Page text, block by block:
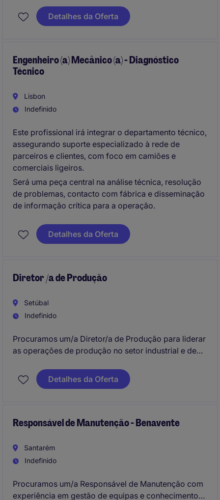
profissionalDetalhes da Oferta
Engenheiro (a) Mecânico (a) - Diagnóstico
Técnico
Lisbon
Indefinido
Este profissional irá integrar o departamento técnico,
assegurando suporte especializado à rede de
parceiros e clientes, com foco em camiões e
comerciais ligeiros.
Será uma peça central na análise técnica, resolução
de problemas, contacto com fábrica e disseminação
de informação crítica para a operação.
Detalhes da Oferta
Diretor /a de Produção
Setúbal
Indefinido
Procuramos um/a Diretor/a de Produção para liderar
as operações de produção no setor industrial e de
processos.Detalhes da Oferta
Responsável de Manutenção - Benavente
Santarém
Indefinido
Procuramos um/a Responsável de Manutenção com
experiência em gestão de equipas e conhecimentos